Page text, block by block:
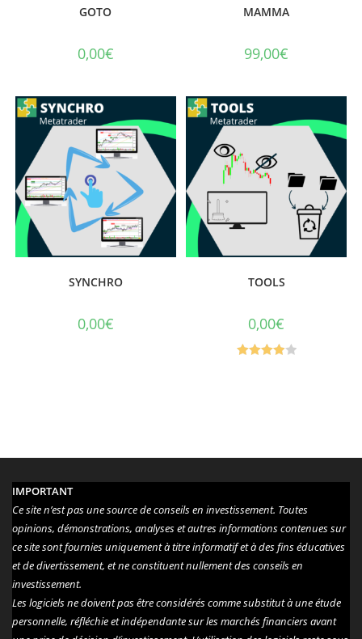
GOTO
0,00€
MAMMA
99,00€
SYNCHRO
0,00€
TOOLS
0,00€
IMPORTANT
Ce site n’est pas une source de conseils en investissement. Toutes
opinions, démonstrations, analyses et autres informations contenues sur
ce site sont fournies uniquement à titre informatif et à des fins éducatives
et de divertissement, et ne constituent nullement des conseils en
investissement.
Les logiciels ne doivent pas être considérés comme substitut à une étude
personnelle, réfléchie et indépendante sur les marchés financiers avant